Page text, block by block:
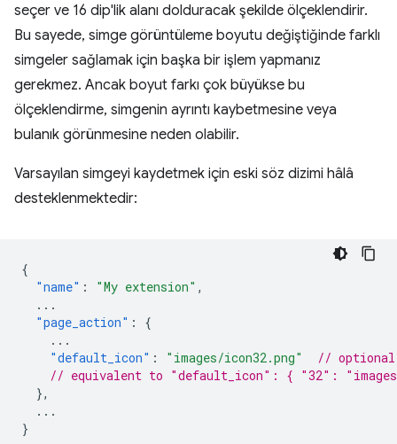
seçer ve 16 dip'lik alanı dolduracak şekilde ölçeklendirir.
Bu sayede, simge görüntüleme boyutu değiştiğinde farklı
simgeler sağlamak için başka bir işlem yapmanız
gerekmez. Ancak boyut farkı çok büyükse bu
ölçeklendirme, simgenin ayrıntı kaybetmesine veya
bulanık görünmesine neden olabilir.
Varsayılan simgeyi kaydetmek için eski söz dizimi hâlâ
desteklenmektedir:
{
"name" : "My extension" ,
...
"page_action" :
{
...
"default_icon" : "images/icon32.png"
// optional
// equivalent to "default_icon": { "32":
},
...
}